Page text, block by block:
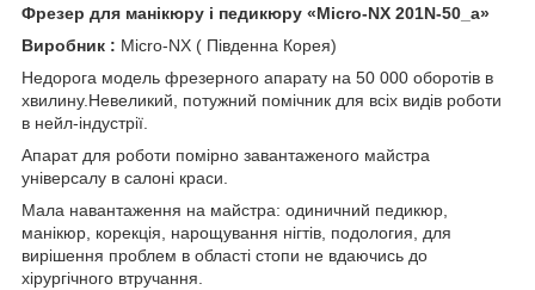
Фрезер для манікюру і педикюру «Micro-NX 201N-50_a»
Виробник : Micro-NX ( Південна Корея)
Недорога модель фрезерного апарату на 50 000 оборотів в
хвилину.Невеликий, потужний помічник для всіх видів роботи
в нейл-індустрії.
Апарат для роботи помірно завантаженого майстра
універсалу в салоні краси.
Мала навантаження на майстра: одиничний педикюр,
манікюр, корекція, нарощування нігтів, подология, для
вирішення проблем в області стопи не вдаючись до
хірургічного втручання.